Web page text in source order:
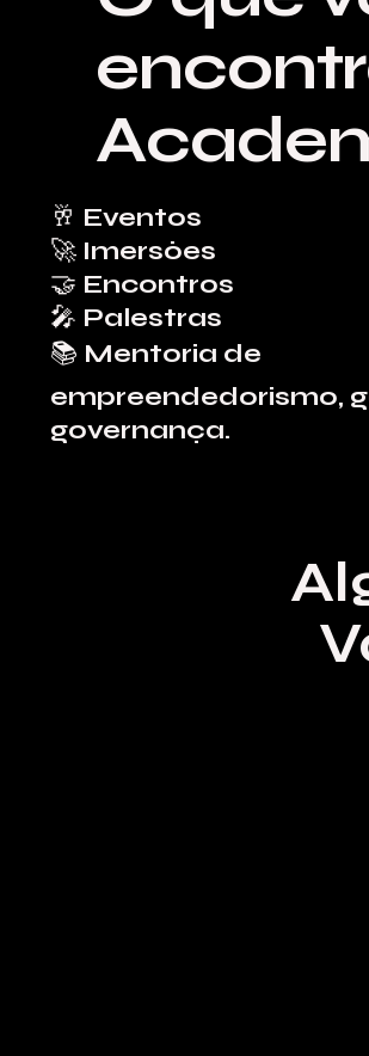
🥂 Eventos
🚀 Imersões
🤝 Encontros
🎤 Palestras
📚 Mentoria de
empreendedorismo,
governança.